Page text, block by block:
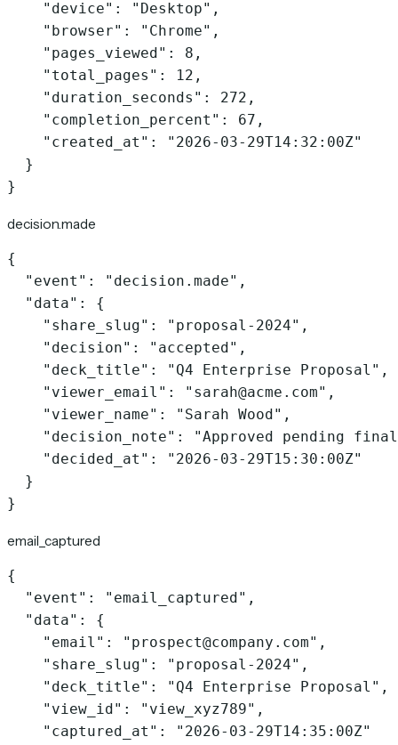
    "device": "Desktop",
    "browser": "Chrome",
    "pages_viewed": 8,
    "total_pages": 12,
    "duration_seconds": 272,
    "completion_percent": 67,
    "created_at": "2026-03-29T14:32:00Z"
  }
}
decision.made
{
  "event": "decision.made",
  "data": {
    "share_slug": "proposal-2024",
    "decision": "accepted",
    "deck_title": "Q4 Enterprise Proposal",
    "viewer_email": "sarah@acme.com",
    "viewer_name": "Sarah Wood",
"decision_note": "Approved pending
    "decided_at": "2026-03-29T15:30:00Z"
  }
}
email_captured
{
  "event": "email_captured",
  "data": {
    "email": "prospect@company.com",
    "share_slug": "proposal-2024",
    "deck_title": "Q4 Enterprise Proposal",
    "view_id": "view_xyz789",
    "captured_at": "2026-03-29T14:35:00Z"